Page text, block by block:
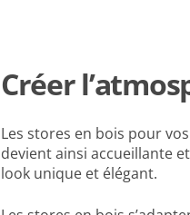
Créer
Les stores en bois pour
devient ainsi accueillante
look unique et élégant.